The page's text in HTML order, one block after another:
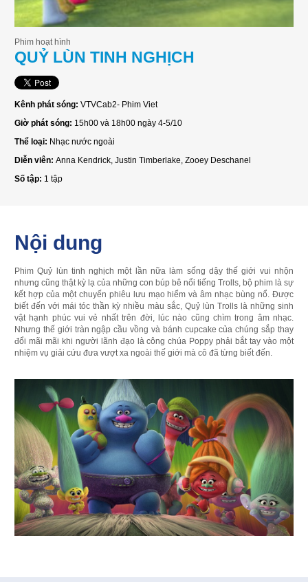
Phim hoạt hình
QUỶ LÙN TINH NGHỊCH
Kênh phát sóng: VTVCab2- Phim Viet
Giờ phát sóng: 15h00 và 18h00 ngày 4-5/10
Thể loại: Nhạc nước ngoài
Diễn viên: Anna Kendrick, Justin Timberlake, Zooey Deschanel
Số tập: 1 tập
Nội dung
Phim Quỷ lùn tinh nghịch một lần nữa làm sống dậy thế giới vui nhộn
nhưng cũng thật kỳ lạ của những con búp bê nổi tiếng Trolls, bộ phim là sự
kết hợp của một chuyến phiêu lưu mạo hiểm và âm nhạc bùng nổ. Được
biết đến với mái tóc thần kỳ nhiều màu sắc, Quỷ lùn Trolls là những sinh
vật hạnh phúc vui vẻ nhất trên đời, lúc nào cũng chìm trong âm nhạc.
Nhưng thế giới tràn ngập cầu vồng và bánh cupcake của chúng sắp thay
đổi mãi mãi khi người lãnh đạo là công chúa Poppy phải bắt tay vào một
nhiệm vụ giải cứu đưa vượt xa ngoài thế giới mà cô đã từng biết đến.